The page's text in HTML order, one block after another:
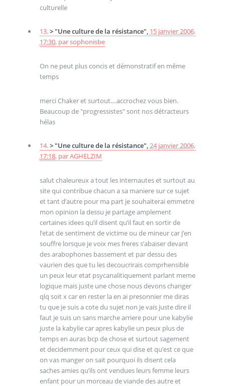
culturelle
13.> "Une culture de la résistance", 15 janvier 2006,
17:30, parsophonisbe
On ne peut plus concis et démonstratif en même
temps
merci Chaker et surtout....accrochez vous bien.
Beaucoup de "progressistes" sont nos détracteurs
hélas
14.> "Une culture de la résistance",24 janvier 2006,
17:18, parAGHELZIM
salut chaleureux a tout les internautes et surtout au
site qui contribue chacun a sa maniere sur ce sujet
et tant d’autre pour ma part je souhaiterai emmetre
mon opinion la dessu je partage amplement
certaines idees qu’il disent qu’il faut en sortir de
l’etat de sentiment de victime ou de mineur car j’en
souffre lorsque je voix mes freres s’abaiser devant
des arabophones bassement et par dessu des
vaurien des que tu les decoucrirais comprhensible
un peux leur etat psycanalitiquement parlant meme
logique mais juste une chose nous devons changer
qlq soit x car en rester la en ai presonnier me diras
tu que je suis a cote du sujet non je vais juste dire il
faut je suis un sans marche arriere pour une kabylie
juste la kabylie car apres kabylie un peux plus de
temps en auras bcp de chose et surtout sagement
et decidemment pour ceux qui dise et qu’est ce que
on vas manger on sait pourquoi ils disent cela
saches amies qu’ils ont vendues leurs femme leurs
enfant pour un morceau de viande des autre et